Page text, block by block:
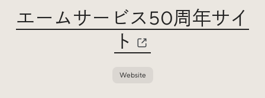
エームサービス50周年サイ
ト
Website